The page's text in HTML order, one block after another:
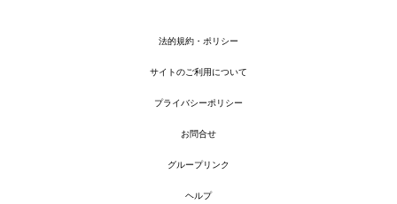
法的規約・ポリシー
サイトのご利用について
プライバシーポリシー
お問合せ
グループリンク
ヘルプ